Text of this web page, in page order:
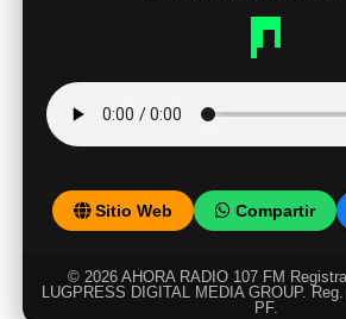
Sitio Web Compartir
© 2026 AHORA RADIO 107 FM
LUGPRESS DIGITAL MEDIA GROUP.
PF.